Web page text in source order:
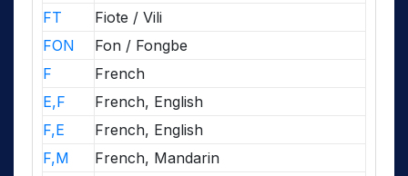
FT
Fiote / Vili
FON
Fon / Fongbe
F
French
E,F
French, English
F,E
French, English
F,M
French, Mandarin